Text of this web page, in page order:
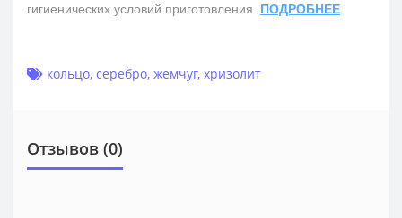
гигиенических условий приготовления. ПОДРОБНЕЕ
кольцо, серебро, жемчуг, хризолит
Отзывов (0)